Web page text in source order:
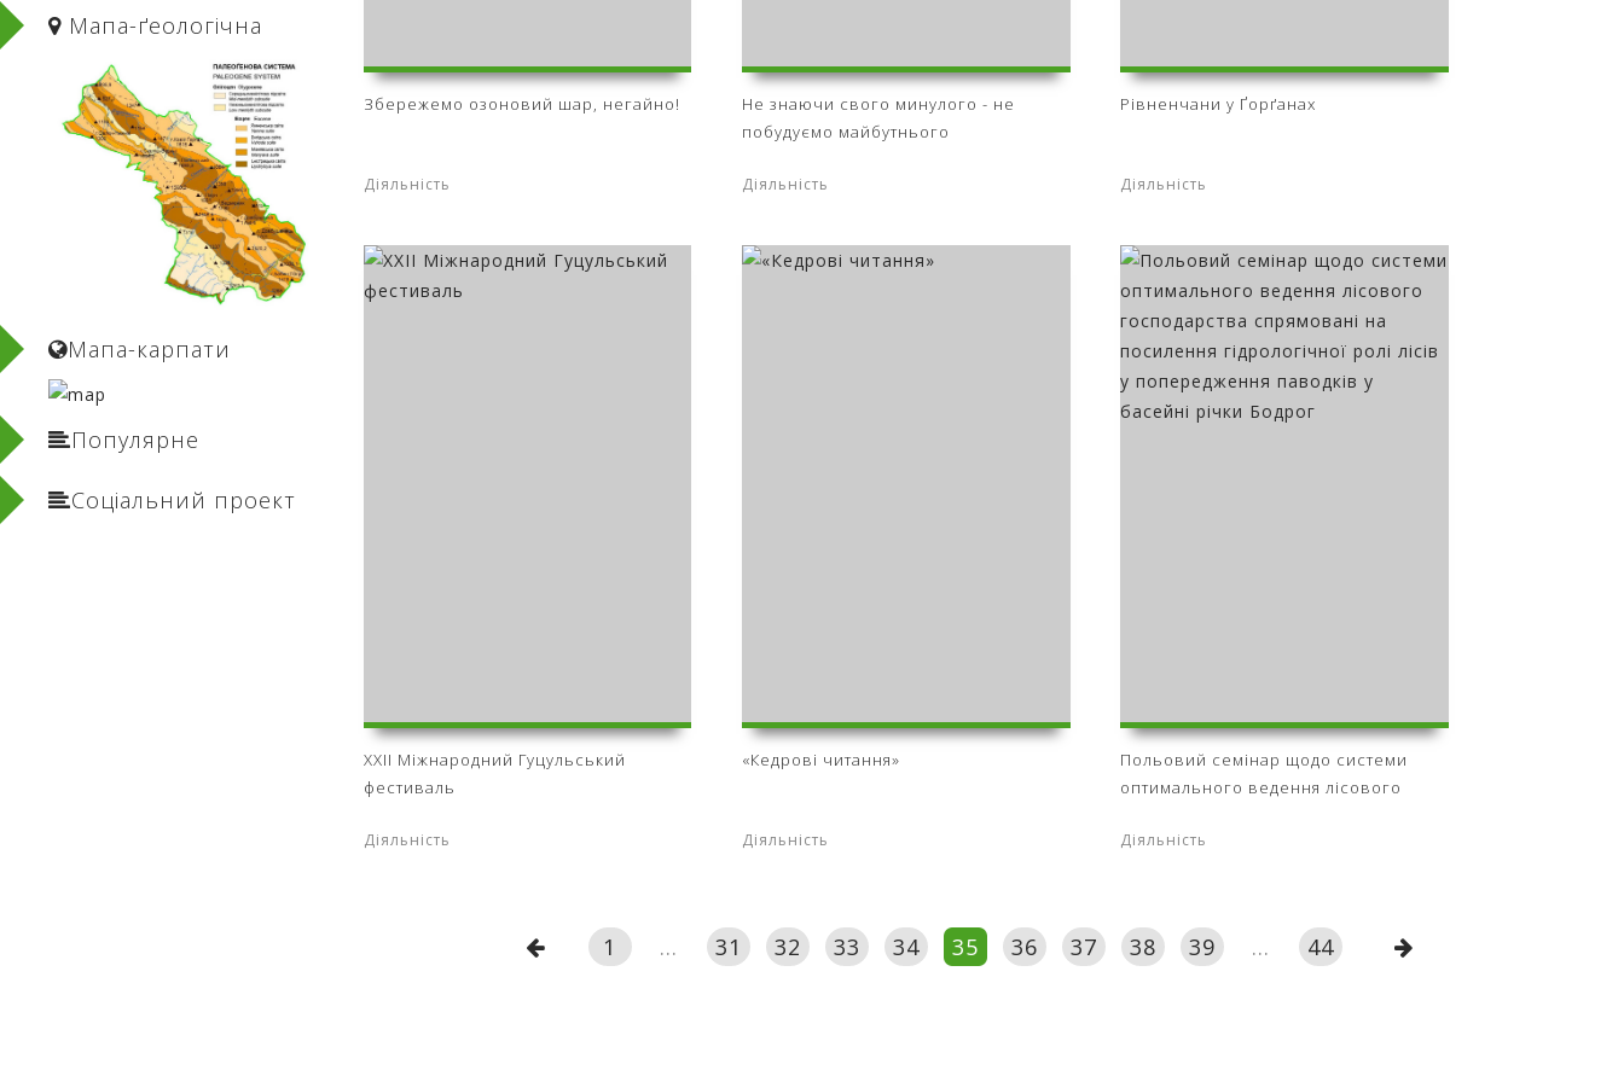
Збережемо озоновий шар, негайно!
Діяльність
Не знаючи свого минулого - не
побудуємо майбутнього
Діяльність
Рівненчани у Ґорґанах
Діяльність
ХХІІ Міжнародний Гуцульський
фестиваль
Діяльність
«Кедрові читання»
Діяльність
Польовий семінар щодо системи
оптимального ведення лісового
Діяльність
1 ... 31 32 33 34 35 36 37 38 39 ... 44
Мапа-ґеологічнa
Мапа-карпати
Популярне
Соціальний проект